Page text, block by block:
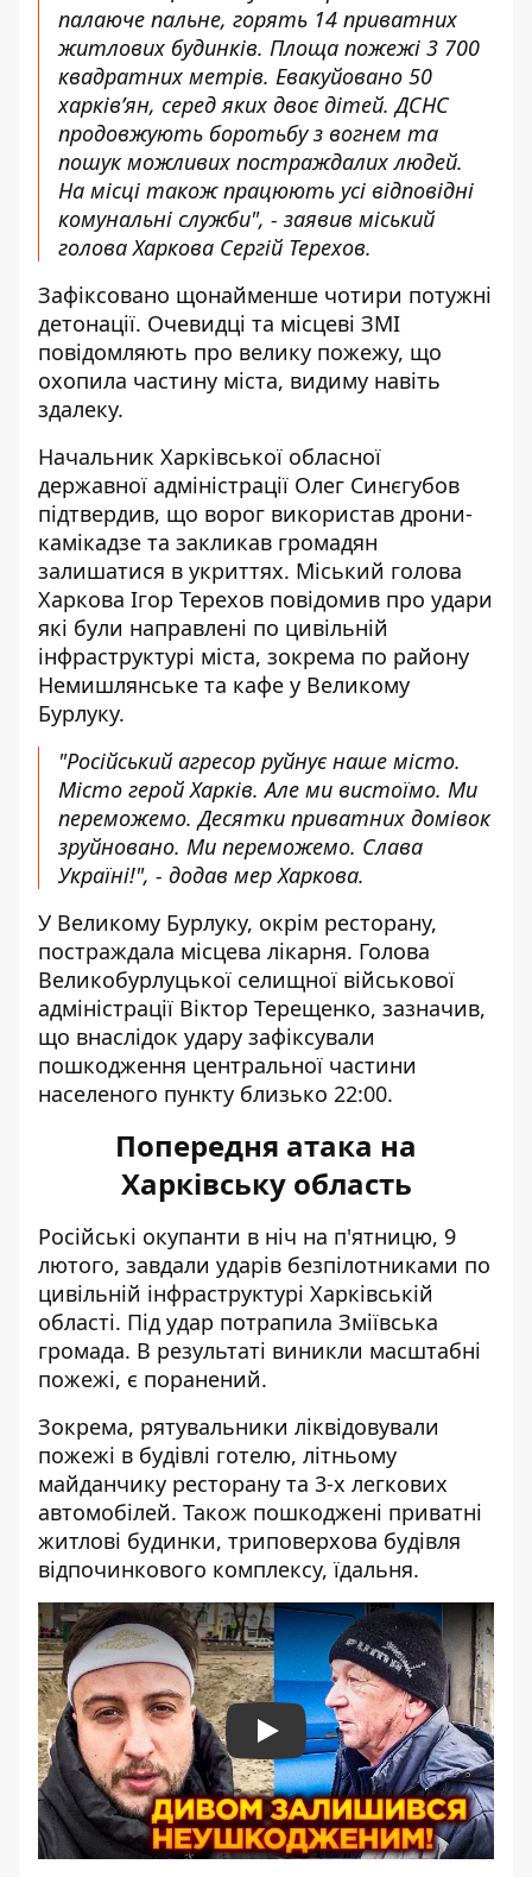
палаюче пальне, горять 14 приватних
житлових будинків. Площа пожежі 3 700
квадратних метрів. Евакуйовано 50
харківʼян, серед яких двоє дітей. ДСНС
продовжують боротьбу з вогнем та
пошук можливих постраждалих людей.
На місці також працюють усі відповідні
комунальні служби", - заявив міський
голова Харкова Сергій Терехов.
Зафіксовано щонайменше чотири потужні
детонації. Очевидці та місцеві ЗМІ
повідомляють про велику пожежу, що
охопила частину міста, видиму навіть
здалеку.
Начальник Харківської обласної
державної адміністрації Олег Синєгубов
підтвердив, що ворог використав дрони-
камікадзе та закликав громадян
залишатися в укриттях. Міський голова
Харкова Ігор Терехов повідомив про удари
які були направлені по цивільній
інфраструктурі міста, зокрема по району
Немишлянське та кафе у Великому
Бурлуку.
"Російський агресор руйнує наше місто.
Місто герой Харків. Але ми вистоїмо. Ми
переможемо. Десятки приватних домівок
зруйновано. Ми переможемо. Слава
Україні!", - додав мер Харкова.
У Великому Бурлуку, окрім ресторану,
постраждала місцева лікарня. Голова
Великобурлуцької селищної військової
адміністрації Віктор Терещенко, зазначив,
що внаслідок удару зафіксували
пошкодження центральної частини
населеного пункту близько 22:00.
Попередня атака на
Харківську область
Російські окупанти в ніч на п'ятницю, 9
лютого, завдали ударів безпілотниками по
цивільній інфраструктурі Харківській
області. Під удар потрапила Зміївська
громада. В результаті виникли масштабні
пожежі, є поранений.
Зокрема, рятувальники ліквідовували
пожежі в будівлі готелю, літньому
майданчику ресторану та 3-х легкових
автомобілей. Також пошкоджені приватні
житлові будинки, триповерхова будівля
відпочинкового комплексу, їдальня.
Play